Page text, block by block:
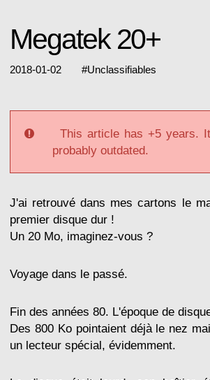
Megatek 20+
2018-01-02 #Unclassifiables
This article has +5 years.
probably outdated.
J'ai retrouvé dans mes cartons le
premier disque dur !
Un 20 Mo, imaginez-vous ?
Voyage dans le passé.
Fin des années 80. L'époque de
Des 800 Ko pointaient déjà le nez
un lecteur spécial, évidemment.